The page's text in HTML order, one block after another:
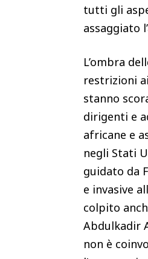
tutti gli
assaggiato
L’ombra
restrizioni
stanno
dirigenti e
africane e
negli Stati
guidato da
e invasive
colpito
Abdulkadir
non è